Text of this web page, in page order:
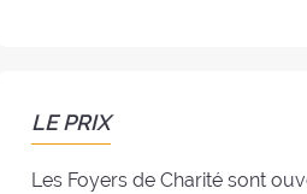
LE PRIX
Les Foyers de Charité sont